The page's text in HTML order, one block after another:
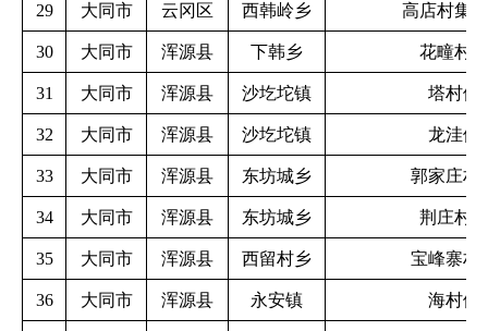
29 大同市 云冈区 西韩岭乡 高店村集
30 大同市 浑源县 下韩乡 花疃村
31 大同市 浑源县 沙圪坨镇 塔村供
32 大同市 浑源县 沙圪坨镇 龙洼供
33 大同市 浑源县 东坊城乡 郭家庄村
34 大同市 浑源县 东坊城乡 荆庄村
35 大同市 浑源县 西留村乡 宝峰寨村
36 大同市 浑源县 永安镇 海村供